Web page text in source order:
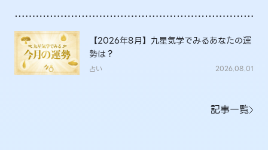
【2026年8月】九星気学でみるあなたの運
勢は？
占い 2026.08.01
記事一覧